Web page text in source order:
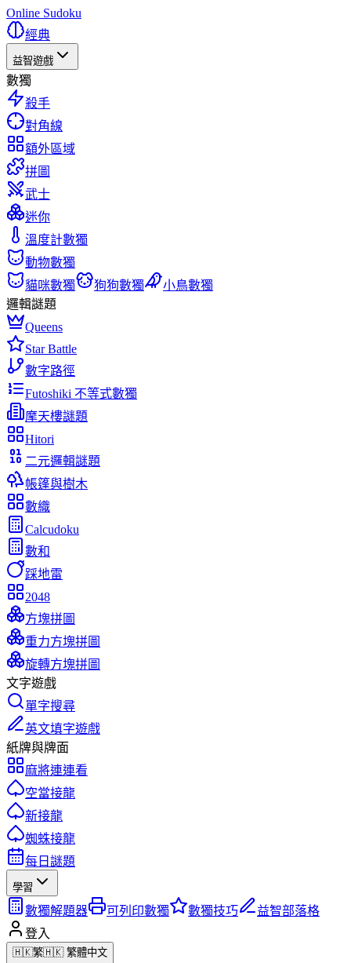
Online Sudoku
經典
益智遊戲
數獨
殺手
對角線
額外區域
拼圖
武士
迷你
溫度計數獨
動物數獨
貓咪數獨
狗狗數獨
小鳥數獨
邏輯謎題
Queens
Star Battle
數字路徑
Futoshiki 不等式數獨
摩天樓謎題
Hitori
二元邏輯謎題
帳篷與樹木
數織
Calcudoku
數和
踩地雷
2048
方塊拼圖
重力方塊拼圖
旋轉方塊拼圖
文字遊戲
單字搜尋
英文填字遊戲
紙牌與牌面
麻將連連看
空當接龍
新接龍
蜘蛛接龍
每日謎題
學習
數獨解題器 可列印數獨 數獨技巧
益智部落格
登入
🇭🇰繁🇭🇰 繁體中文